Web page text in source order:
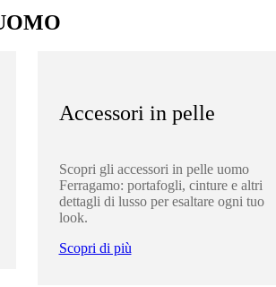
Accessori in pelle
Scopri gli accessori in pelle uomo
Ferragamo: portafogli, cinture e altri
dettagli di lusso per esaltare ogni tuo
look.
Scopri di più